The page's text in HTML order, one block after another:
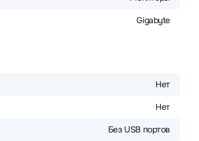
Gigabyte
Нет
Нет
Без USB портов